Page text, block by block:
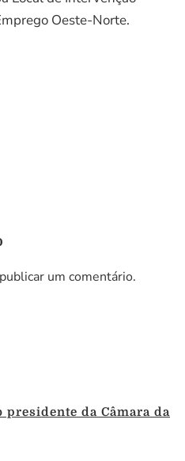
Oeste-Norte.
um comentário.
da Câmara da